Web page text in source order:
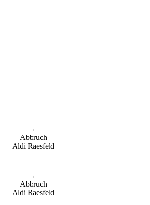
Abbruch
Aldi Raesfeld
Abbruch
Aldi Raesfeld